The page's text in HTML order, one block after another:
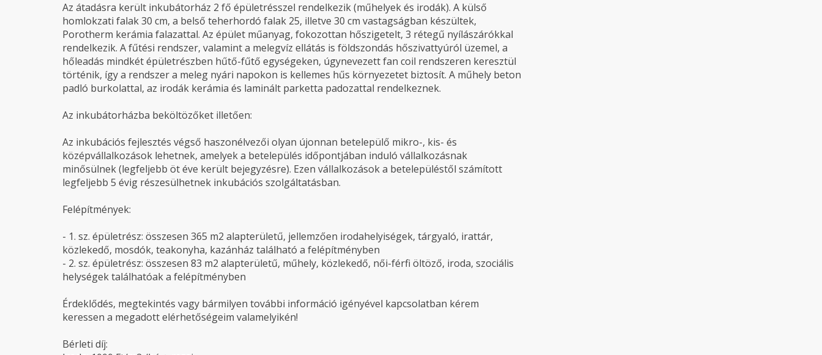
Az átadásra került inkubátorház 2 fő épületrésszel rendelkezik (műhelyek és irodák). A külső
homlokzati falak 30 cm, a belső teherhordó falak 25, illetve 30 cm vastagságban készültek,
Porotherm kerámia falazattal. Az épület műanyag, fokozottan hőszigetelt, 3 rétegű nyílászárókkal
rendelkezik. A fűtési rendszer, valamint a melegvíz ellátás is földszondás hőszivattyúról üzemel, a
hőleadás mindkét épületrészben hűtő-fűtő egységeken, úgynevezett fan coil rendszeren keresztül
történik, így a rendszer a meleg nyári napokon is kellemes hűs környezetet biztosít. A műhely beton
padló burkolattal, az irodák kerámia és laminált parketta padozattal rendelkeznek.
Az inkubátorházba beköltözőket illetően:
Az inkubációs fejlesztés végső haszonélvezői olyan újonnan betelepülő mikro-, kis- és
középvállalkozások lehetnek, amelyek a betelepülés időpontjában induló vállalkozásnak
minősülnek (legfeljebb öt éve került bejegyzésre). Ezen vállalkozások a betelepüléstől számított
legfeljebb 5 évig részesülhetnek inkubációs szolgáltatásban.
Felépítmények:
- 1. sz. épületrész: összesen 365 m2 alapterületű, jellemzően irodahelyiségek, tárgyaló, irattár,
közlekedő, mosdók, teakonyha, kazánház található a felépítményben
- 2. sz. épületrész: összesen 83 m2 alapterületű, műhely, közlekedő, női-férfi öltöző, iroda, szociális
helységek találhatóak a felépítményben
Érdeklődés, megtekintés vagy bármilyen további információ igényével kapcsolatban kérem
keressen a megadott elérhetőségeim valamelyikén!
Bérleti díj: